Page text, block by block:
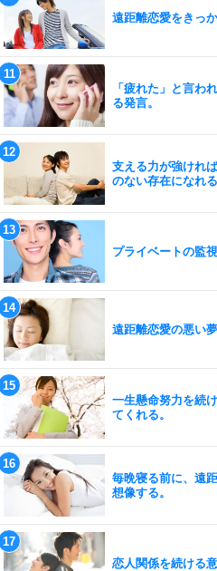
遠距離恋愛をきっ
「疲れた」と言わ
る発言。
支える力が強けれ
のない存在になれる
プライベートの監
遠距離恋愛の悪い
一生懸命努力を続
てくれる。
毎晩寝る前に、遠
想像する。
恋人関係を続ける